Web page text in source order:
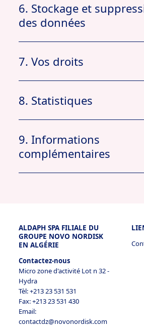
Des années d’expérience
Le transfert est à une entité
couverte par Novo Nordisk’s
Corporate Rules, disponible à
https://
data-protection.html
6. Stockage et
des données
se désabonner
7. Vos droits
8. Statistiques
9. Informations
complémentaires
www.novonordisk.com/utils/
ALDAPH SPA FILIALE DU
GROUPE NOVO NORDISK
EN ALGÉRIE
Contactez-nous
Micro zone d'activité Lot n 32 -
Hydra
Tèl: +213 23 531 531
Fax: +213 23 531 430
Email:
contactdz@novonordisk.com